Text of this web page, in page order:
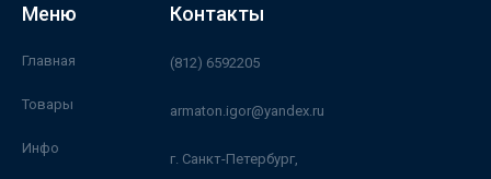
Меню
Главная
Товары
Инфо
Контакты
(812) 6592205
armaton.igor@yandex.ru
г. Санкт-Петербург,